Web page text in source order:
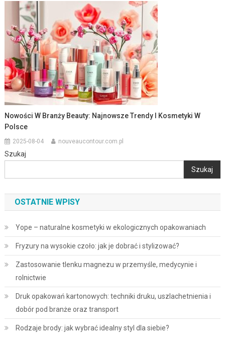
Nowości W Branży Beauty: Najnowsze Trendy I Kosmetyki W
Polsce
2025-08-04 nouveaucontour.com.pl
Szukaj
Szukaj
OSTATNIE WPISY
Yope – naturalne kosmetyki w ekologicznych opakowaniach
Fryzury na wysokie czoło: jak je dobrać i stylizować?
Zastosowanie tlenku magnezu w przemyśle, medycynie i
rolnictwie
Druk opakowań kartonowych: techniki druku, uszlachetnienia i
dobór pod branże oraz transport
Rodzaje brody: jak wybrać idealny styl dla siebie?